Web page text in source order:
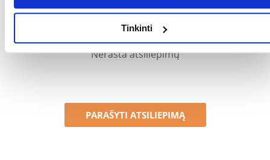
Tinkinti
Atsiliepimai
Nerasta atsiliepimų
PARAŠYTI ATSILIEPIMĄ